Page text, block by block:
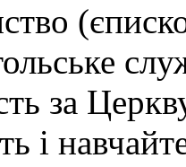
за
і